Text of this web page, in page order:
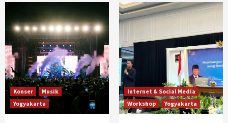
Konser
Musik
Yogyakarta
Internet & Social Media
Workshop
Yogyakarta